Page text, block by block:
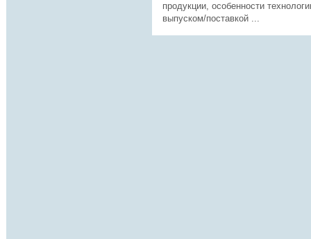
продукции, особенности
выпуском/поставкой ...